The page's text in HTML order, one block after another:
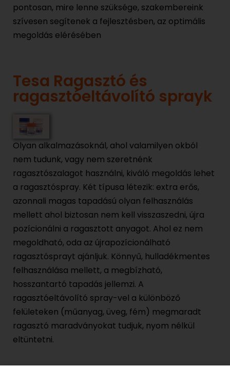
pontosan, mire lenne szüksége, szakembereink
szívesen segítenek a fejlesztésben, az optimális
megoldás elérésében
Tesa Ragasztó és
ragasztóeltávolító sprayk
Olyan alkalmazásoknál, ahol valamilyen okból
nem tudunk, vagy nem szeretnénk
ragasztószalagot használni, kiváló megoldás lehet
a ragasztóspray. Két típusa létezik: extra erős,
azonnali magas tapadású olyan felhasználás
mellett ahol biztosan nem kell visszaszedni, újra
pozícionálni a ragasztott anyagot. Ahol ez nem
megoldható, oda az újrapozícionálható
ragasztósprayt ajánljuk. Könnyű, hulladékmentes
felhasználása mellett, a megbízható,
hosszantartó tapadás jellemzi. A
ragasztóeltávolító spray-vel a különböző
felületeken (műanyag, üveg, fém) megmaradt
ragasztó maradványokat tudjuk, nyom nélkül
eltüntetni.